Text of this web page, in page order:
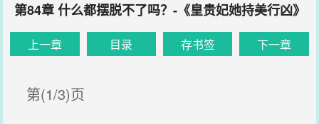
第84章 什么都摆脱不了吗？-《皇贵妃她持美行凶》
上一章 目录 存书签 下一章
第(1/3)页